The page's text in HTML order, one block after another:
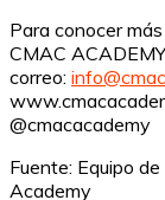
Para conocer
CMAC
correo:
@cmacacademy
Fuente: Equipo
Academy